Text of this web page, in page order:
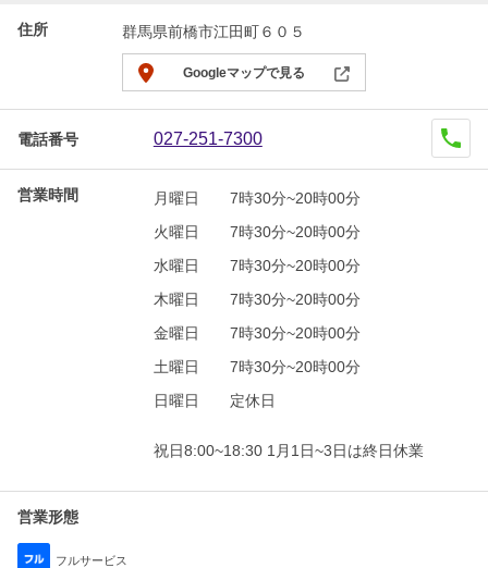
住所 群馬県前橋市江田町６０５
Googleマップで見る
電話番号 027-251-7300
営業時間 月曜日
7時30分~20時00分
火曜日
7時30分~20時00分
水曜日
7時30分~20時00分
木曜日
7時30分~20時00分
金曜日
7時30分~20時00分
土曜日
7時30分~20時00分
日曜日
定休日
祝日8:00~18:30 1月1日~3日は終日休業
営業形態
フルサービス